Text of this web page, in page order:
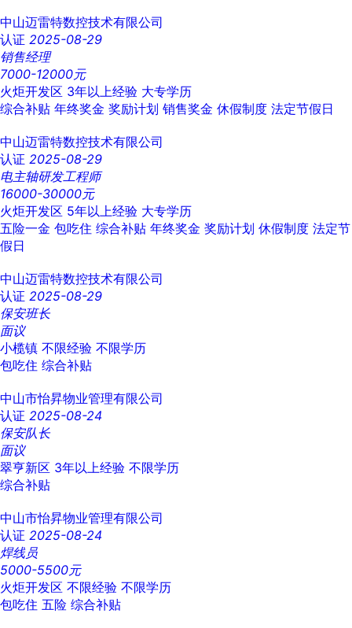
中山迈雷特数控技术有限公司
认证 2025-08-29
销售经理
7000-12000元
火炬开发区 3年以上经验 大专学历
综合补贴 年终奖金 奖励计划 销售奖金 休假制度 法定节假日
中山迈雷特数控技术有限公司
认证 2025-08-29
电主轴研发工程师
16000-30000元
火炬开发区 5年以上经验 大专学历
五险一金 包吃住 综合补贴 年终奖金 奖励计划 休假制度 法定节
假日
中山迈雷特数控技术有限公司
认证 2025-08-29
保安班长
面议
小榄镇 不限经验 不限学历
包吃住 综合补贴
中山市怡昇物业管理有限公司
认证 2025-08-24
保安队长
面议
翠亨新区 3年以上经验 不限学历
综合补贴
中山市怡昇物业管理有限公司
认证 2025-08-24
焊线员
5000-5500元
火炬开发区 不限经验 不限学历
包吃住 五险 综合补贴